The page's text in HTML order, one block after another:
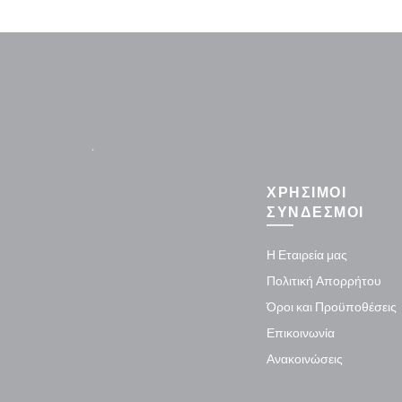
.
ΧΡΗΣΙΜΟΙ
ΣΥΝΔΕΣΜΟΙ
Η Εταιρεία μας
Πολιτική Απορρήτου
Όροι και Προϋποθέσεις
Επικοινωνία
Ανακοινώσεις